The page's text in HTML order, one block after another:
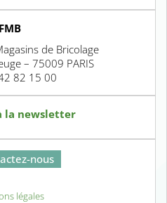
FMB
de Bricolage
– 75009 PARIS
82 15 00
la newsletter
nous
légales